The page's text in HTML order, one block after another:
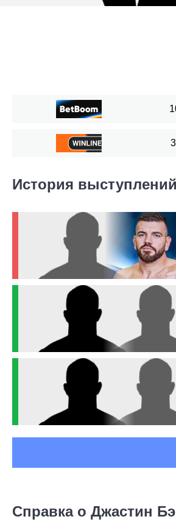
Статистика боев по
Организация
Cage Warriors
История выступлений
Справка о Джастин